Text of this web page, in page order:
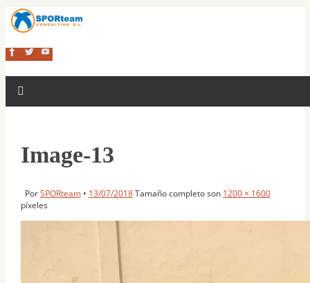
Image-13
PorSPORteam • 13/07/2018 Tamaño completo son 1200 × 1600
píxeles